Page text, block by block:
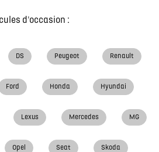
d'occasion :
DS Peugeot Renault
Ford Honda Hyundai
Lexus Mercedes MG
Opel Seat Skoda